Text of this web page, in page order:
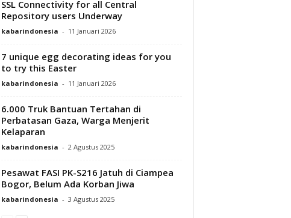
SSL Connectivity for all Central
Repository users Underway
kabarindonesia - 11 Januari 2026
7 unique egg decorating ideas for you
to try this Easter
kabarindonesia - 11 Januari 2026
6.000 Truk Bantuan Tertahan di
Perbatasan Gaza, Warga Menjerit
Kelaparan
kabarindonesia - 2 Agustus 2025
Pesawat FASI PK-S216 Jatuh di Ciampea
Bogor, Belum Ada Korban Jiwa
kabarindonesia - 3 Agustus 2025